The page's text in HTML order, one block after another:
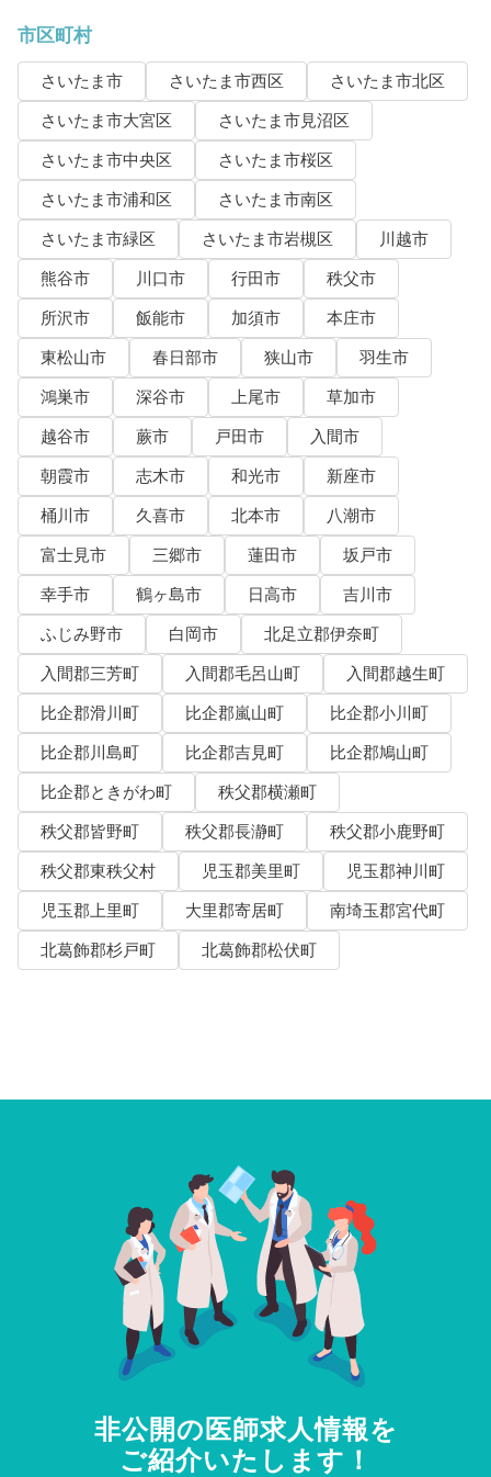
市区町村
さいたま市 さいたま市西区
さいたま市北区
さいたま市大宮区
さいたま市見沼区
さいたま市中央区
さいたま市桜区
さいたま市浦和区
さいたま市南区
さいたま市緑区
さいたま市岩槻区
川越市
熊谷市
川口市 行田市
秩父市
所沢市
飯能市 加須市
本庄市
東松山市
春日部市 狭山市
羽生市
鴻巣市
深谷市 上尾市
草加市
越谷市
蕨市 戸田市
入間市
朝霞市
志木市 和光市
新座市
桶川市
久喜市 北本市
八潮市
富士見市
三郷市 蓮田市
坂戸市
幸手市
鶴ヶ島市 日高市
吉川市
ふじみ野市
白岡市
北足立郡伊奈町
入間郡三芳町
入間郡毛呂山町
入間郡越生町
比企郡滑川町
比企郡嵐山町
比企郡小川町
比企郡川島町
比企郡吉見町
比企郡鳩山町
比企郡ときがわ町
秩父郡横瀬町
秩父郡皆野町
秩父郡長瀞町
秩父郡小鹿野町
秩父郡東秩父村
児玉郡美里町
児玉郡神川町
児玉郡上里町
大里郡寄居町
南埼玉郡宮代町
北葛飾郡杉戸町
北葛飾郡松伏町
非公開の医師求人情報を
ご紹介いたします！